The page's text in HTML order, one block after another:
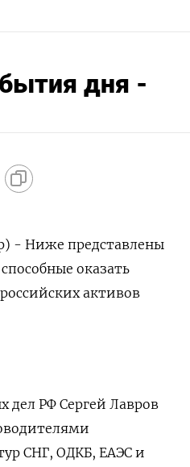
дня -
- Ниже представлены
оказать
активов
РФ Сергей Лавров
СНГ, ОДКБ, ЕАЭС и